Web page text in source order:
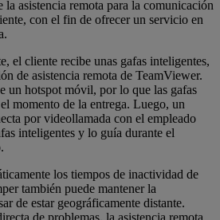
asistencia remota para la comunicación
con el fin de ofrecer un servicio en
el cliente recibe unas gafas inteligentes,
de asistencia remota de TeamViewer.
un hotspot móvil, por lo que las gafas
momento de la entrega. Luego, un
por videollamada con el empleado
inteligentes y lo guía durante el
los tiempos de inactividad de
también puede mantener la
de estar geográficamente distante.
de problemas, la asistencia remota